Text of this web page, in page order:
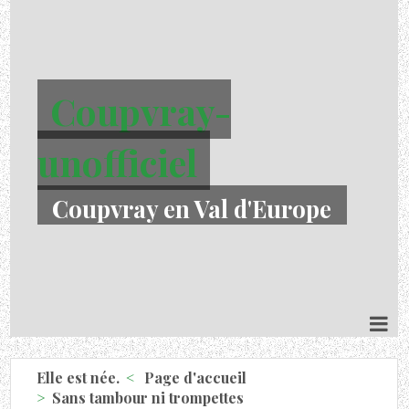
Coupvray-
unofficiel
Coupvray en Val d'Europe
Elle est née.
Page d'accueil
Sans tambour ni trompettes